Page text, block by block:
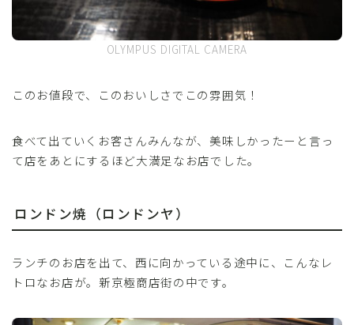
OLYMPUS DIGITAL CAMERA
このお値段で、このおいしさでこの雰囲気！
食べて出ていくお客さんみんなが、美味しかったーと言っ
て店をあとにするほど大満足なお店でした。
ロンドン焼（ロンドンヤ）
ランチのお店を出て、西に向かっている途中に、こんなレ
トロなお店が。新京極商店街の中です。